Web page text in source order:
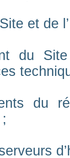
et de
du
du